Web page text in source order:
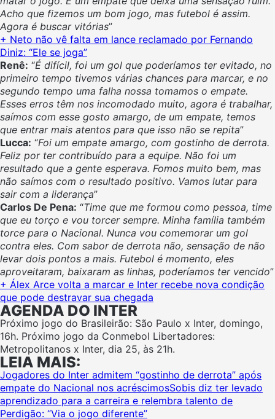
Acho que fizemos um bom jogo, mas futebol é assim.
Agora é buscar vitórias”
+ Neto não vê falta em lance reclamado por Fernando
Diniz: “Ele se joga”
Renê: “É difícil, foi um gol que poderíamos ter evitado, no
primeiro tempo tivemos várias chances para marcar, e no
segundo tempo uma falha nossa tomamos o empate.
Esses erros têm nos incomodado muito, agora é trabalhar,
saímos com esse gosto amargo, de um empate, temos
que entrar mais atentos para que isso não se repita”
Lucca: “Foi um empate amargo, com gostinho de derrota.
Feliz por ter contribuído para a equipe. Não foi um
resultado que a gente esperava. Fomos muito bem, mas
não saímos com o resultado positivo. Vamos lutar para
sair com a liderança”
Carlos De Pena: “Time que me formou como pessoa, time
que eu torço e vou torcer sempre. Minha família também
torce para o Nacional. Nunca vou comemorar um gol
contra eles. Com sabor de derrota não, sensação de não
levar dois pontos a mais. Futebol é momento, eles
aproveitaram, baixaram as linhas, poderíamos ter vencido”
+ Álex Arce volta a marcar e Inter recebe nova condição
que pode destravar sua chegada
AGENDA DO INTER
Próximo jogo do Brasileirão: São Paulo x Inter, domingo,
16h. Próximo jogo da Conmebol Libertadores:
Metropolitanos x Inter, dia 25, às 21h.
LEIA MAIS:
Jogadores do Inter admitem “gostinho de derrota” após
empate do Nacional nos acréscimosSobis diz ter levado
aprendizado para a carreira e relembra talento de
Perdigão: “Via o jogo diferente”